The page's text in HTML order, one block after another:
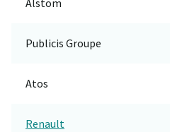
Alstom
Publicis Groupe
Atos
Renault